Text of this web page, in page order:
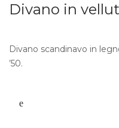
Divano in
Divano scandinavo in
’50.